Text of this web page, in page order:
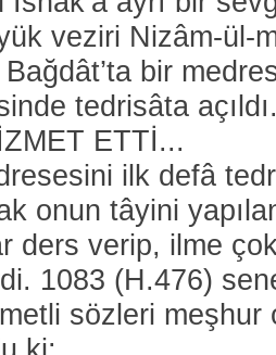
veziri Nizâm-ül-
bir
tedrisâta
ETTİ...
ilk defâ
onun tâyini
ders verip, ilme
1083 (H.476)
sözleri meşhur